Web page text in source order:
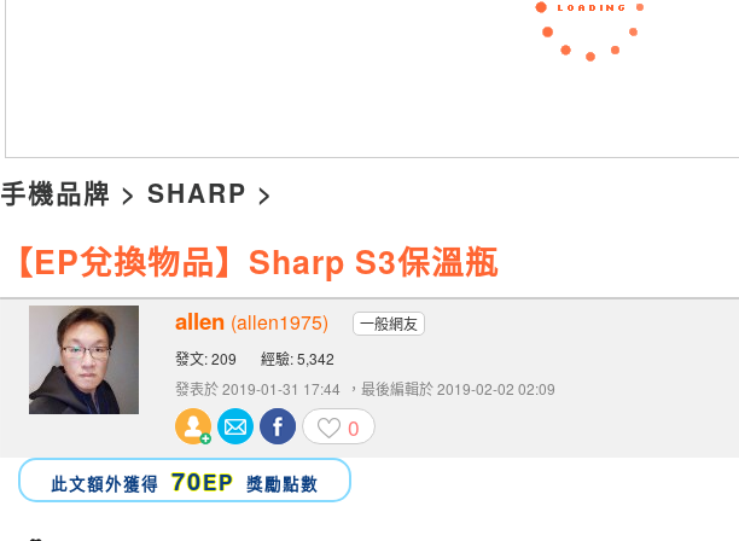
手機品牌 > SHARP >
【EP兌換物品】Sharp S3保溫瓶
allen (allen1975)
一般網友
發文: 209
經驗: 5,342
發表於 2019-01-31 17:44
，最後編輯於 2019-02-02 02:09
0
此文額外獲得 70EP 獎勵點數